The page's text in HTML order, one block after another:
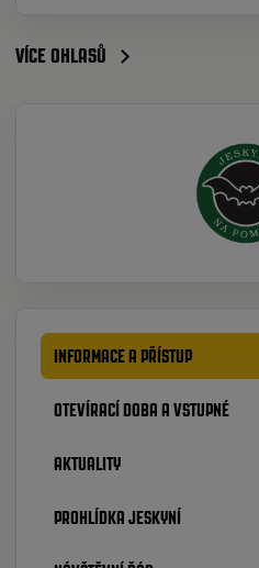
VÍCE OHLASŮ
INFORMACE A PŘÍSTUP
OTEVÍRACÍ DOBA A VSTUPNÉ
AKTUALITY
PROHLÍDKA JESKYNÍ